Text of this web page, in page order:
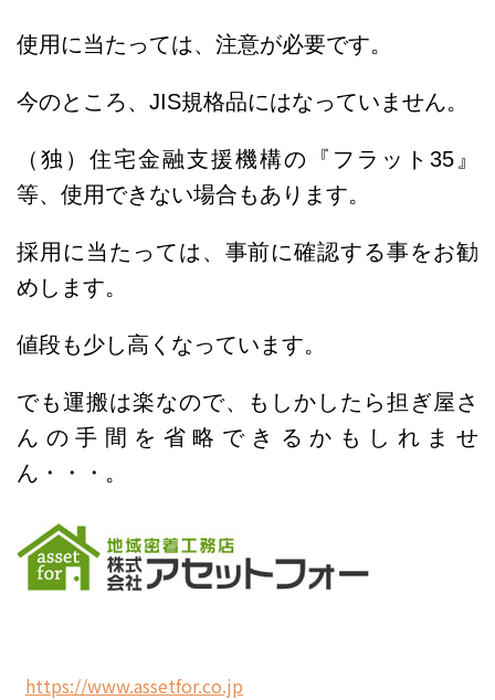
使用に当たっては、注意が必要です。
今のところ、JIS規格品にはなっていません。
（独）住宅金融支援機構の『フラット35』
等、使用できない場合もあります。
採用に当たっては、事前に確認する事をお勧
めします。
値段も少し高くなっています。
でも運搬は楽なので、もしかしたら担ぎ屋さ
んの手間を省略できるかもしれませ
ん・・・。
https://www.assetfor.co.jp